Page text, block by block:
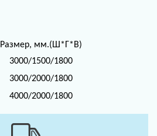
Размер, мм.(Ш*Г*В)
3000/1500/1800
3000/2000/1800
4000/2000/1800